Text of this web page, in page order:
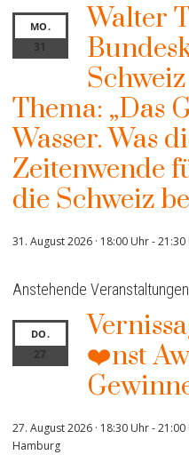
MO.
31
Walter
Thema: „Das
Wasser. Was
Zeitenwende
die Schweiz
31. August 2026 · 18:00 Uhr-21:30
Anstehende Veranstaltungen
DO.
27
❤️nst
27. August 2026 · 18:30 Uhr-21:00
Hamburg